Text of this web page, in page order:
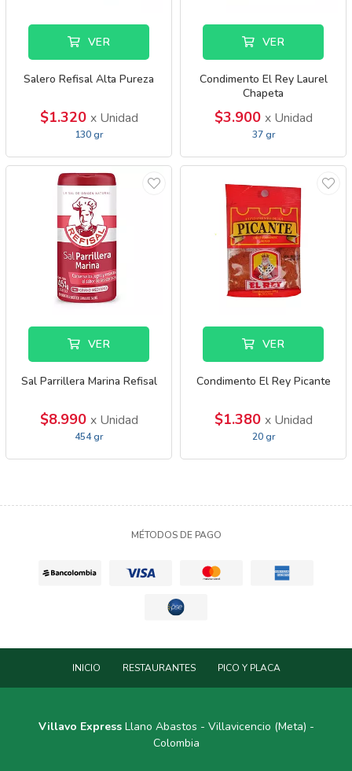
VER
Salero Refisal Alta Pureza
$1.320 x Unidad
130 gr
VER
Condimento El Rey Laurel
Chapeta
$3.900 x Unidad
37 gr
VER
Sal Parrillera Marina Refisal
$8.990 x Unidad
454 gr
VER
Condimento El Rey Picante
$1.380 x Unidad
20 gr
MÉTODOS DE PAGO
INICIO RESTAURANTES PICO Y PLACA
Villavo ExpressLlano Abastos - Villavicencio (Meta) -
Colombia